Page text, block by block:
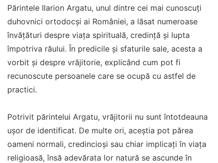
Părintele Ilarion Argatu, unul dintre cei mai cunoscuți
duhovnici ortodocși ai României, a lăsat numeroase
învățături despre viața spirituală, credință și lupta
împotriva răului. În predicile și sfaturile sale, acesta a
vorbit și despre vrăjitorie, explicând cum pot fi
recunoscute persoanele care se ocupă cu astfel de
practici.
Potrivit părintelui Argatu, vrăjitorii nu sunt întotdeauna
ușor de identificat. De multe ori, aceștia pot părea
oameni normali, credincioși sau chiar implicați în viața
religioasă, însă adevărata lor natură se ascunde în